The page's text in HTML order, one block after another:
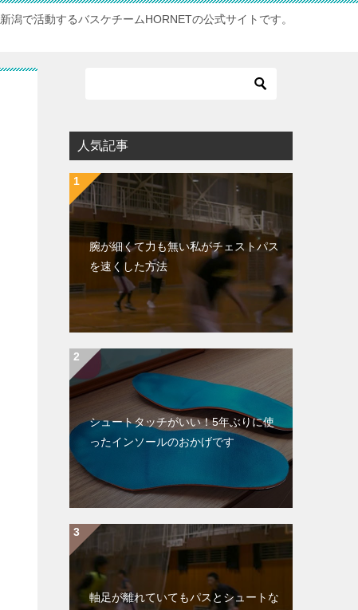
新潟で活動するバスケチームHORNETの公式サイトです。
人気記事
腕が細くて力も無い私がチェストパス
を速くした方法
シュートタッチがいい！5年ぶりに使
ったインソールのおかげです
軸足が離れていてもパスとシュートな